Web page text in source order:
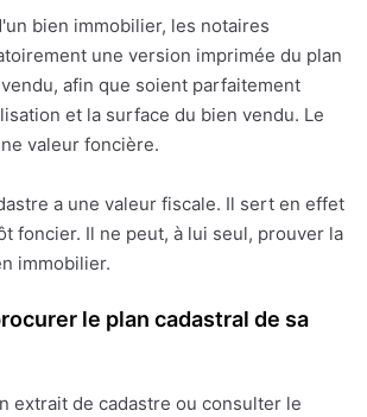
bien immobilier, les notaires
une version imprimée du plan
afin que soient parfaitement
et la surface du bien vendu. Le
valeur foncière.
a une valeur fiscale. Il sert en effet
foncier. Il ne peut, à lui seul, prouver la
immobilier.
le plan cadastral de sa
extrait de cadastre ou consulter le